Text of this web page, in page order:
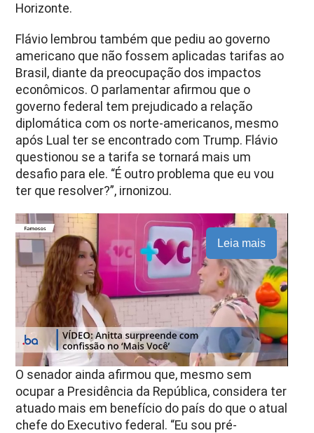
Horizonte.
Flávio lembrou também que pediu ao governo
americano que não fossem aplicadas tarifas ao
Brasil, diante da preocupação dos impactos
econômicos. O parlamentar afirmou que o
governo federal tem prejudicado a relação
diplomática com os norte-americanos, mesmo
após Lual ter se encontrado com Trump. Flávio
questionou se a tarifa se tornará mais um
desafio para ele. “É outro problema que eu vou
ter que resolver?”, irnonizou.
Leia mais
O senador ainda afirmou que, mesmo sem
ocupar a Presidência da República, considera ter
atuado mais em benefício do país do que o atual
chefe do Executivo federal. “Eu sou pré-